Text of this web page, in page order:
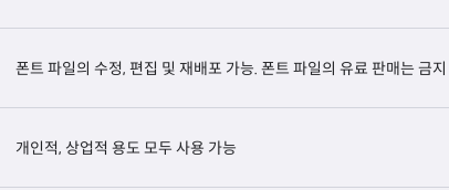
폰트 파일의 수정, 편집 및 재배포 가능. 폰트 파일의 유료 판매는 금지
개인적, 상업적 용도 모두 사용 가능